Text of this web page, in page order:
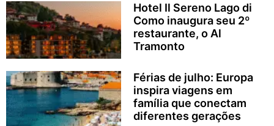
Hotel Il Sereno Lago di
Como inaugura seu 2º
restaurante, o Al
Tramonto
Férias de julho: Europa
inspira viagens em
família que conectam
diferentes gerações